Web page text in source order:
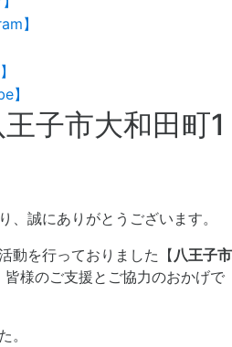
王子市大和田町1
、誠にありがとうございます。
動を行っておりました【八王子市
皆様のご支援とご協力のおかげで
。